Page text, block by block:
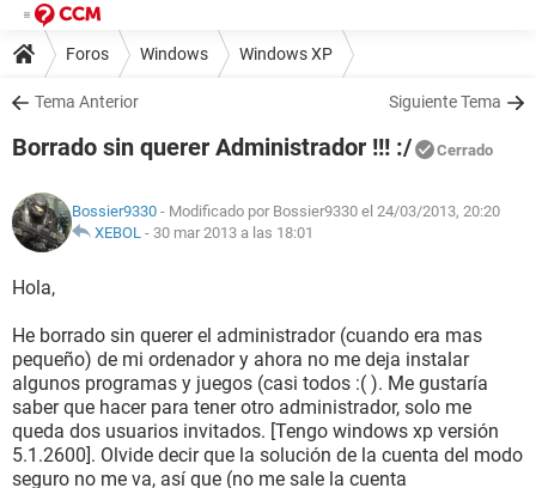
Foros Windows Windows XP
Tema Anterior Siguiente Tema
Borrado sin querer Administrador !!! :/ Cerrado
Bossier9330 - Modificado por Bossier9330 el 24/03/2013, 20:20
XEBOL - 30 mar 2013 a las 18:01
Hola,
He borrado sin querer el administrador (cuando era mas
pequeño) de mi ordenador y ahora no me deja instalar
algunos programas y juegos (casi todos :( ). Me gustaría
saber que hacer para tener otro administrador, solo me
queda dos usuarios invitados. [Tengo windows xp versión
5.1.2600]. Olvide decir que la solución de la cuenta del modo
seguro no me va, así que (no me sale la cuenta